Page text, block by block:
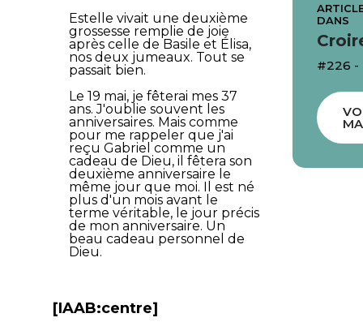
Estelle vivait une deuxième
grossesse remplie de joie
après celle de Basile et Élisa,
nos deux jumeaux. Tout se
passait bien.
Le 19 mai, je fêterai mes 37
ans. J'oublie souvent les
anniversaires. Mais comme
pour me rappeler que j'ai
reçu Gabriel comme un
cadeau de Dieu, il fêtera son
deuxième anniversaire le
même jour que moi. Il est né
plus d'un mois avant le
terme véritable, le jour précis
de mon anniversaire. Un
beau cadeau personnel de
Dieu.
[IAAB:centre]
DANS
#226 -